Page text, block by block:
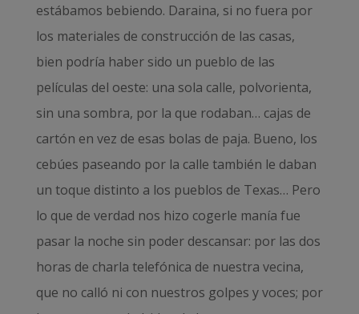
estábamos bebiendo. Daraina, si no fuera por
los materiales de construcción de las casas,
bien podría haber sido un pueblo de las
películas del oeste: una sola calle, polvorienta,
sin una sombra, por la que rodaban… cajas de
cartón en vez de esas bolas de paja. Bueno, los
cebúes paseando por la calle también le daban
un toque distinto a los pueblos de Texas… Pero
lo que de verdad nos hizo cogerle manía fue
pasar la noche sin poder descansar: por las dos
horas de charla telefónica de nuestra vecina,
que no calló ni con nuestros golpes y voces; por